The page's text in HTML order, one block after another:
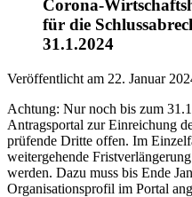
Corona-
für die
31.1.2024
Veröffentlicht am 22. Januar
Achtung: Nur noch bis zum
Antragsportal zur Einreichung
prüfende Dritte offen. Im
weitergehende
werden. Dazu muss bis Ende
Organisationsprofil im Portal